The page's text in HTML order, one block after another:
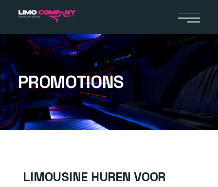
PROMOTIONS
LIMOUSINE HUREN VOOR